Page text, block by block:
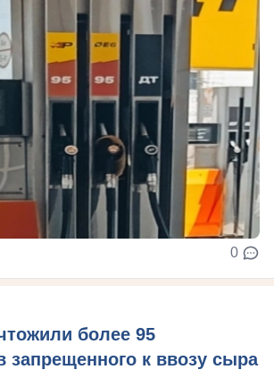
0
более 95
запрещенного к ввозу сыра